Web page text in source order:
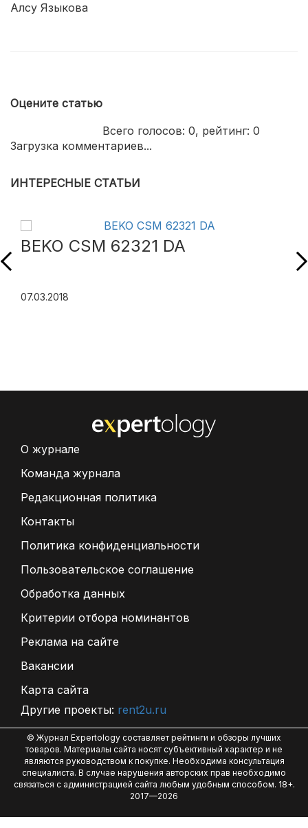
Алсу Языкова
Оцените статью
Всего голосов: 0, рейтинг: 0
Загрузка комментариев...
ИНТЕРЕСНЫЕ СТАТЬИ
BEKO CSM 62321 DA
07.03.2018
О журнале
Команда журнала
Редакционная политика
Контакты
Политика конфиденциальности
Пользовательское соглашение
Обработка данных
Критерии отбора номинантов
Реклама на сайте
Вакансии
Карта сайта
Другие проекты: rent2u.ru
© Журнал Expertology составляет рейтинги и обзоры лучших
товаров. Материалы сайта носят субъективный характер и не
являются руководством к покупке. Необходима консультация
специалиста. В случае нарушения авторских прав необходимо
связаться с администрацией сайта любым удобным способом. 18+.
2017—2026